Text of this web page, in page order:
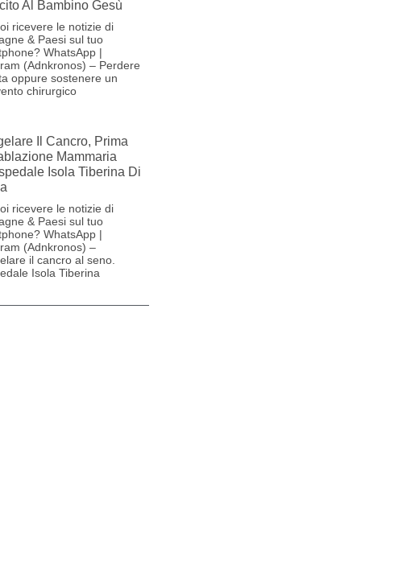
Al Bambino Gesù
ricevere le notizie di
& Paesi sul tuo
WhatsApp |
(Adnkronos) – Perdere
oppure sostenere un
chirurgico
Il Cancro, Prima
Mammaria
Isola Tiberina Di
ricevere le notizie di
& Paesi sul tuo
WhatsApp |
(Adnkronos) –
il cancro al seno.
Isola Tiberina